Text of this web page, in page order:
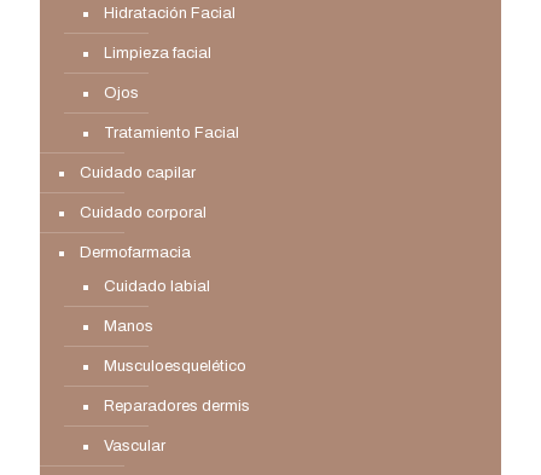
Hidratación Facial
Limpieza facial
Ojos
Tratamiento Facial
Cuidado capilar
Cuidado corporal
Dermofarmacia
Cuidado labial
Manos
Musculoesquelético
Reparadores dermis
Vascular